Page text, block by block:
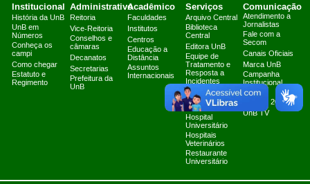
Institucional
História da UnB
UnB em
Números
Conheça os
campi
Como chegar
Estatuto e
Regimento
Administrativo
Reitoria
Vice-Reitoria
Conselhos e
câmaras
Decanatos
Secretarias
Prefeitura da
UnB
Acadêmico
Faculdades
Institutos
Centros
Educação a
Distância
Assuntos
Internacionais
Serviços
Arquivo Central
Biblioteca
Central
Editora UnB
Equipe de
Tratamento e
Resposta a
Incidentes
Cibernéticos
Fazenda Água
Limpa
Hospital
Universitário
Hospitais
Veterinários
Restaurante
Universitário
Comunicação
Atendimento a
Jornalistas
Fale com a
Secom
Canais Oficiais
Marca UnB
Campanha
Institucional
2025
Planner 2024
UnB TV